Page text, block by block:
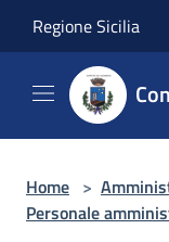
Regione Sicilia
Home >
Personale